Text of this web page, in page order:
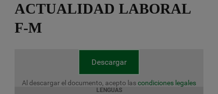
ACTUALIDAD LABORAL
F-M
Descargar
Al descargar el documento, acepto lascondiciones legales
LENGUAS